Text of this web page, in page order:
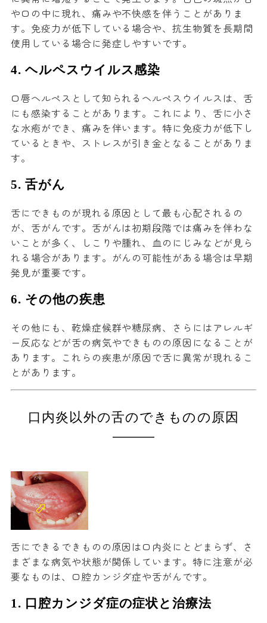
や口の中に現れ、痛みや不快感を伴うことがありま
す。免疫力が低下している場合や、抗生物質を長期間
使用している場合に発症しやすいです。
4. ヘルペスウイルス感染
口唇ヘルペスとして知られるヘルペスウイルスは、舌
にも感染することがあります。これにより、舌に小さ
な水疱ができ、痛みを伴います。特に免疫力が低下し
ているときや、ストレスが引き金となることがありま
す。
5. 舌がん
舌にできものが現れる原因として最も心配されるの
が、舌がんです。舌がんは初期段階では痛みを伴わな
いことが多く、しこりや腫れ、血のにじみなどが見ら
れる場合があります。がんの可能性がある場合は早期
発見が重要です。
6. その他の疾患
その他にも、乾燥症候群や糖尿病、さらにはアレルギ
ー反応などが舌の病気やできものの原因になることが
あります。これらの疾患が原因で舌に異常が現れるこ
とがあります。
口内炎以外の舌のできものの原因
舌にできるできものの原因は口内炎にとどまらず、さ
まざまな病気や状態が関係しています。特に注意が必
要なものは、口腔カンジダ症や舌がんです。
1. 口腔カンジダ症の症状と治療法